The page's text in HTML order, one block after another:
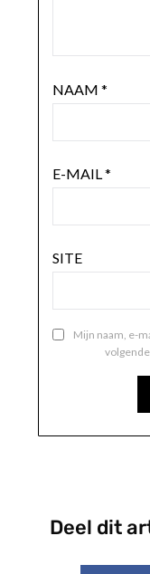
NAAM *
E-MAIL*
SITE
Mijn naam, e-
Deel dit